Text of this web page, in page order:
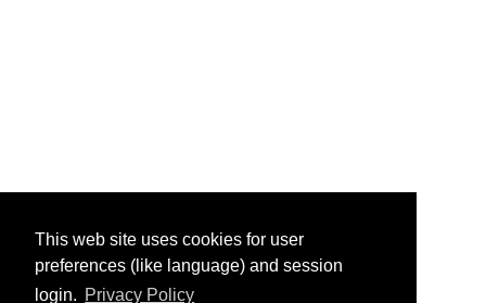
This web site uses cookies for user
preferences (like language) and session
login. Privacy Policy